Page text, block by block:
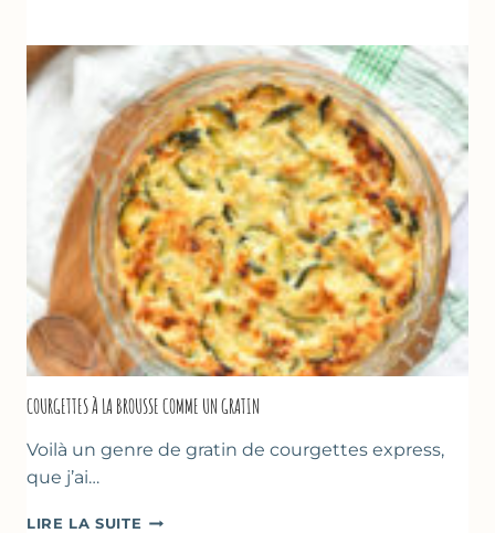
ÉPAISSE
À
LA
FARINE
DE
POIS
CHICHE
–
CUISSON
AU
FOUR
COURGETTES À LA BROUSSE COMME UN GRATIN
Voilà un genre de gratin de courgettes express,
que j’ai…
LIRE LA SUITE COURGETTES